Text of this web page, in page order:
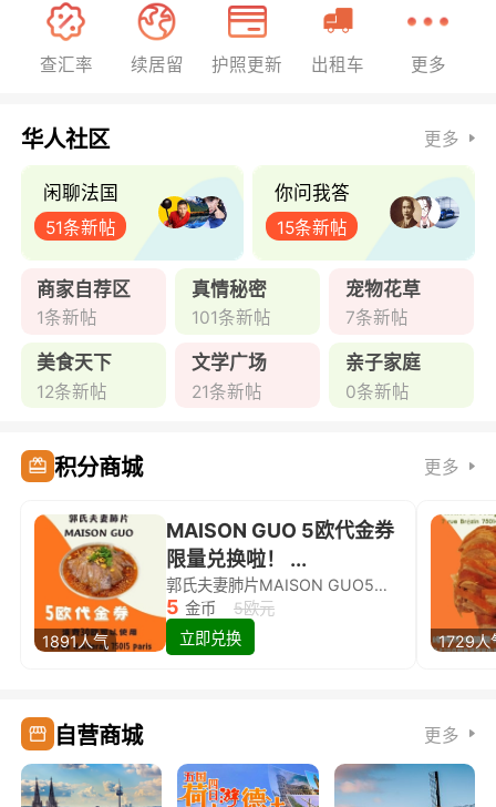
查汇率 续居留 护照更新 出租车 更多
华人社区 更多
闲聊法国
51条新帖
你问我答
15条新帖
商家自荐区
1条新帖
真情秘密
101条新帖
宠物花草
7条新帖
美食天下
12条新帖
文学广场
21条新帖
亲子家庭
0条新帖
积分商城 更多
1891人气
MAISON GUO 5欧代金券
限量兑换啦！ ...
郭氏夫妻肺片MAISON GUO5欧代金券限量兑换啦！
5 金币
5欧元
立即兑换
1729人
自营商城 更多